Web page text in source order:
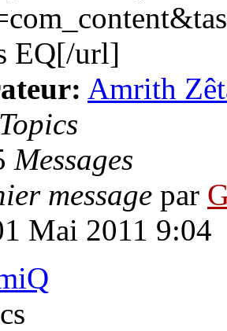
EQ[/url]
Amrith
Topics
Messages
message par
Mai 2011 9:04